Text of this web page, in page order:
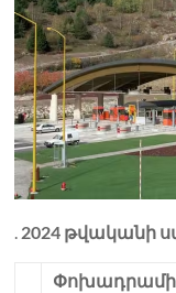
. 2024 թվականի